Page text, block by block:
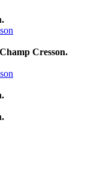
Cresson.